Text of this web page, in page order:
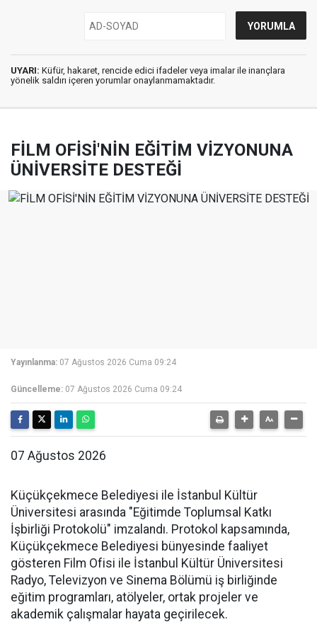
UYARI: Küfür, hakaret, rencide edici ifadeler veya imalar ile inançlara
yönelik saldırı içeren yorumlar onaylanmamaktadır.
FİLM OFİSİ'NİN EĞİTİM VİZYONUNA
ÜNİVERSİTE DESTEĞİ
Yayınlanma: 07 Ağustos 2026 Cuma 09:24
Güncelleme: 07 Ağustos 2026 Cuma 09:24
07 Ağustos 2026
Küçükçekmece Belediyesi ile İstanbul Kültür
Üniversitesi arasında "Eğitimde Toplumsal Katkı
İşbirliği Protokolü" imzalandı. Protokol kapsamında,
Küçükçekmece Belediyesi bünyesinde faaliyet
gösteren Film Ofisi ile İstanbul Kültür Üniversitesi
Radyo, Televizyon ve Sinema Bölümü iş birliğinde
eğitim programları, atölyeler, ortak projeler ve
akademik çalışmalar hayata geçirilecek.